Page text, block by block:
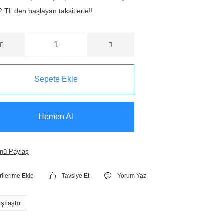
TL den başlayan taksitlerle!!
Sepete Ekle
Hemen Al
Paylaş
Tavsiye Et Yorum Yaz